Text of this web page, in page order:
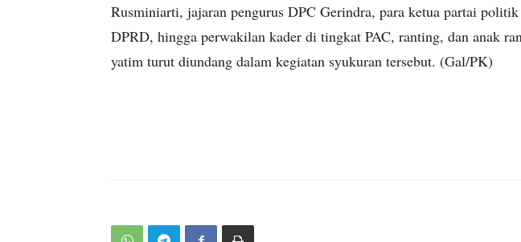
Rusminiarti, jajaran pengurus DPC Gerindra, para ketua partai
DPRD, hingga perwakilan kader di tingkat PAC, ranting, dan anak
yatim turut diundang dalam kegiatan syukuran tersebut. (Gal/PK)